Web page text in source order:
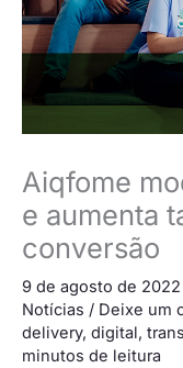
Aiqfome
e aumenta
conversão
9 de agosto de 2022
Notícias / Deixe um
delivery, digital,
minutos de leitura